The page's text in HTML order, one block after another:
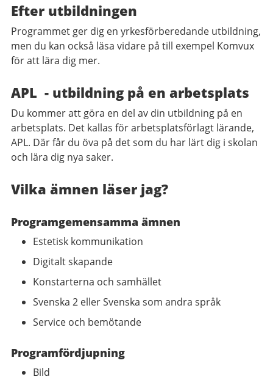
Efter utbildningen
Programmet ger dig en yrkesförberedande utbildning,
men du kan också läsa vidare på till exempel Komvux
för att lära dig mer.
APL - utbildning på en arbetsplats
Du kommer att göra en del av din utbildning på en
arbetsplats. Det kallas för arbetsplatsförlagt lärande,
APL. Där får du öva på det som du har lärt dig i skolan
och lära dig nya saker.
Vilka ämnen läser jag?
Programgemensamma ämnen
Estetisk kommunikation
Digitalt skapande
Konstarterna och samhället
Svenska 2 eller Svenska som andra språk
Service och bemötande
Programfördjupning
Bild